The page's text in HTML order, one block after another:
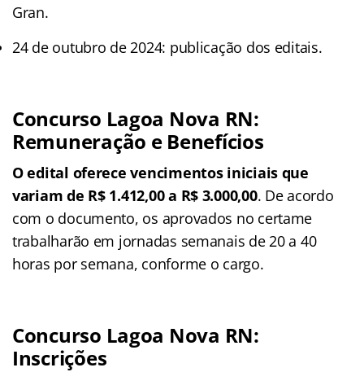
Gran.
24 de outubro de 2024: publicação dos editais.
Concurso Lagoa Nova RN:
Remuneração e Benefícios
O edital oferece vencimentos iniciais que
variam de R$ 1.412,00 a R$ 3.000,00. De acordo
com o documento, os aprovados no certame
trabalharão em jornadas semanais de 20 a 40
horas por semana, conforme o cargo.
Concurso Lagoa Nova RN:
Inscrições